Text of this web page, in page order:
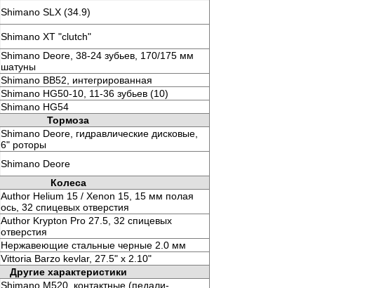
Shimano SLX (34.9)
Shimano XT "clutch"
Shimano Deore, 38-24 зубьев, 170/175 мм
шатуны
Shimano BB52, интегрированная
Shimano HG50-10, 11-36 зубьев (10)
Shimano HG54
Тормоза
Shimano Deore, гидравлические дисковые,
6" роторы
Shimano Deore
Колеса
Author Helium 15 / Xenon 15, 15 мм полая
ось, 32 спицевых отверстия
Author Krypton Pro 27.5, 32 спицевых
отверстия
Нержавеющие стальные черные 2.0 мм
Vittoria Barzo kevlar, 27.5" x 2.10"
Другие характеристики
Shimano M520, контактные (педали-